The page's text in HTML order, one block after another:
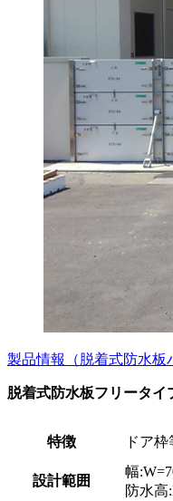
製品情報（脱着式防水板
脱着式防水板フリータイ
特徴 ドア
設計範囲
幅
防水高